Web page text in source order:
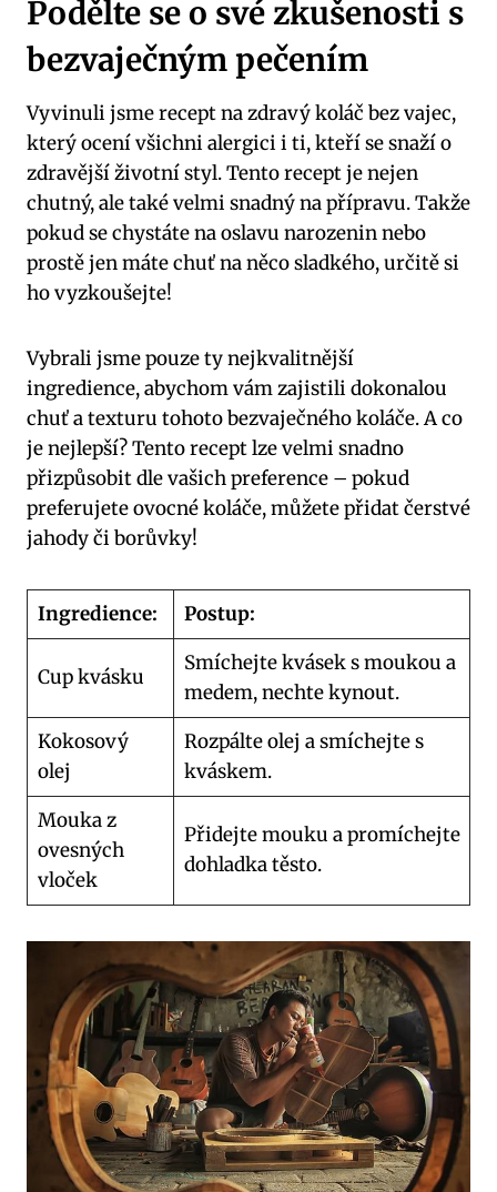
Podělte se o své zkušenosti s
bezvaječným pečením
Vyvinuli jsme recept na zdravý koláč bez vajec,
který ocení všichni alergici i ti, kteří se snaží o
zdravější životní styl. Tento recept je nejen
chutný, ale také velmi snadný na přípravu. Takže
pokud se chystáte na oslavu narozenin nebo
prostě jen máte chuť na něco sladkého, určitě si
ho vyzkoušejte!
Vybrali jsme pouze ty nejkvalitnější
ingredience, abychom vám zajistili dokonalou
chuť a texturu tohoto bezvaječného koláče. A co
je nejlepší? Tento recept lze velmi snadno
přizpůsobit dle vašich preference – pokud
preferujete ovocné koláče, můžete přidat čerstvé
jahody či borůvky!
Ingredience: Postup:
Cup kvásku
Smíchejte kvásek s moukou a
medem, nechte kynout.
Kokosový
olej
Rozpálte olej a smíchejte s
kváskem.
Mouka z
ovesných
vloček
Přidejte mouku a promíchejte
dohladka těsto.